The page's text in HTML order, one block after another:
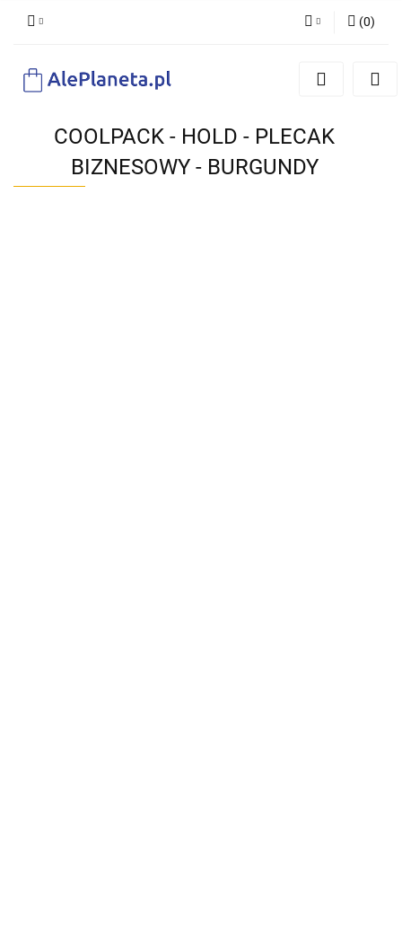
Zaloguj się
(0)
COOLPACK - HOLD - PLECAK
BIZNESOWY - BURGUNDY